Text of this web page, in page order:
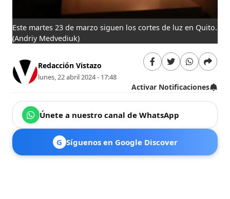
Este martes 23 de marzo siguen los cortes de luz en Quito.
(Andriy Medvediuk)
Redacción Vistazo
lunes, 22 abril 2024 - 17:48
Activar Notificaciones
Únete a nuestro canal de WhatsApp
G Síguenos en Google Discover